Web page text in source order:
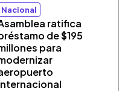
Nacional
ratifica
de $195
para